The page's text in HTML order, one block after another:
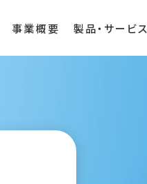
事業概要 製品・サービス